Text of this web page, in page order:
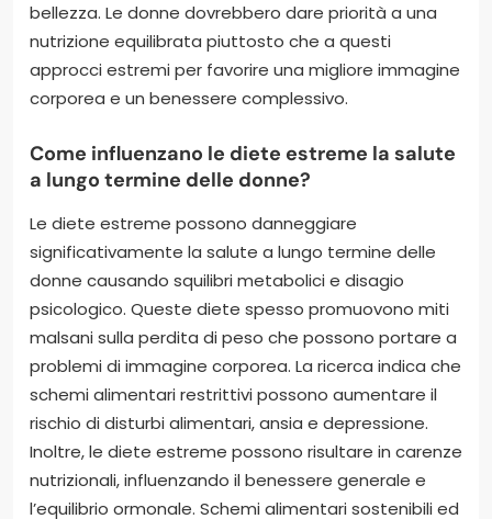
bellezza. Le donne dovrebbero dare priorità a una
nutrizione equilibrata piuttosto che a questi
approcci estremi per favorire una migliore immagine
corporea e un benessere complessivo.
Come influenzano le diete estreme la salute
a lungo termine delle donne?
Le diete estreme possono danneggiare
significativamente la salute a lungo termine delle
donne causando squilibri metabolici e disagio
psicologico. Queste diete spesso promuovono miti
malsani sulla perdita di peso che possono portare a
problemi di immagine corporea. La ricerca indica che
schemi alimentari restrittivi possono aumentare il
rischio di disturbi alimentari, ansia e depressione.
Inoltre, le diete estreme possono risultare in carenze
nutrizionali, influenzando il benessere generale e
l’equilibrio ormonale. Schemi alimentari sostenibili ed